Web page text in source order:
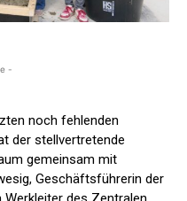
-
noch fehlenden
der stellvertretende
gemeinsam mit
Geschäftsführerin der